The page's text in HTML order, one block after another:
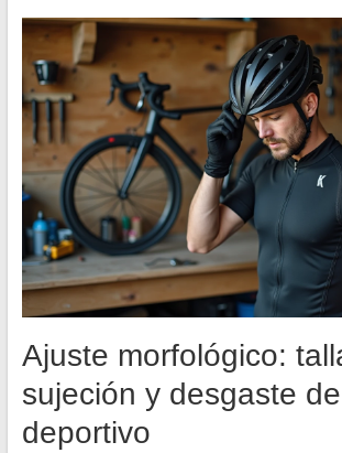
Ajuste morfológico:
sujeción y desgaste
deportivo